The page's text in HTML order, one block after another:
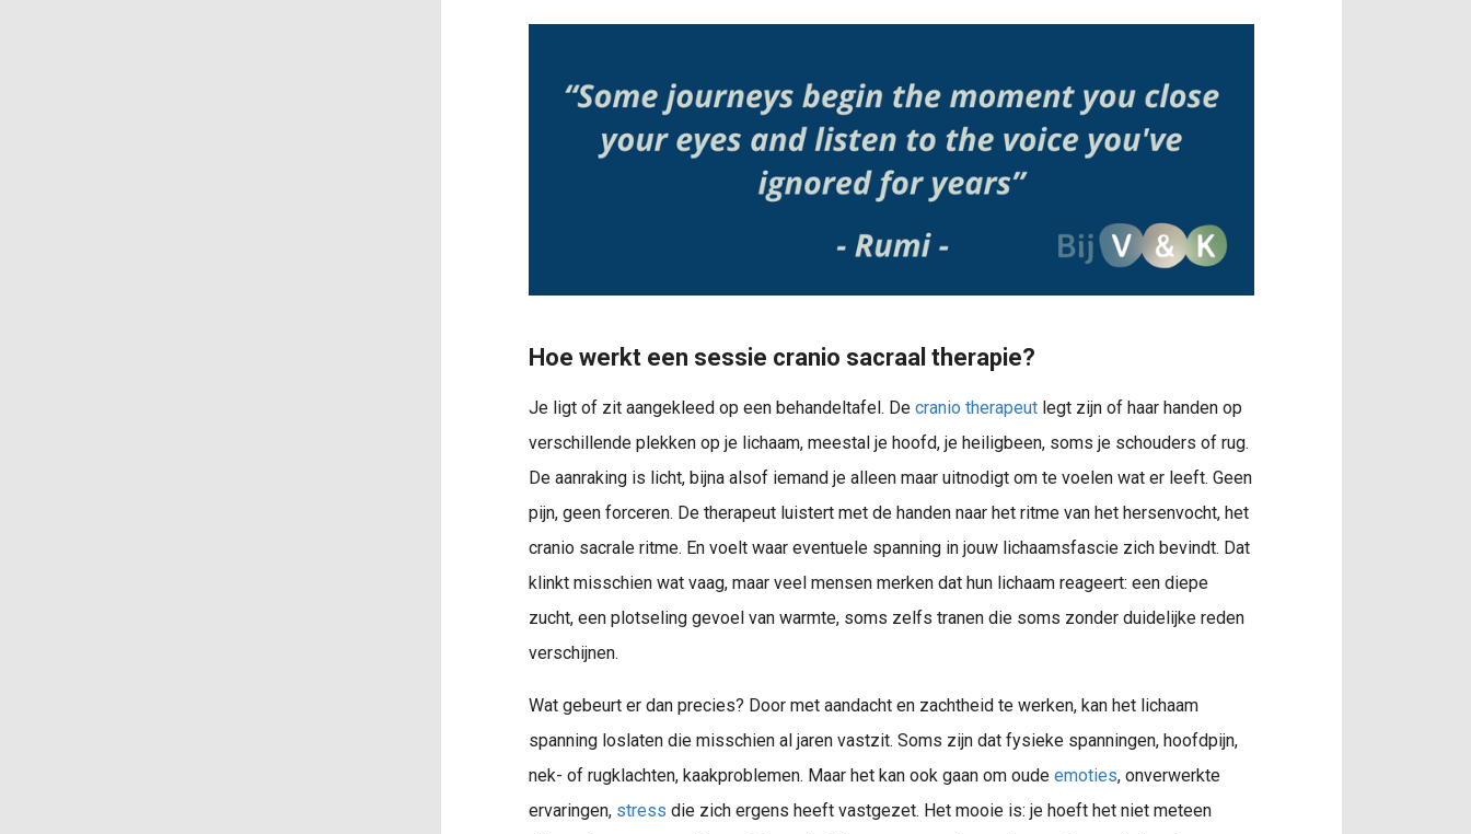
Hoe werkt een sessie cranio sacraal therapie?
Je ligt of zit aangekleed op een behandeltafel. De cranio therapeut legt zijn of haar handen op
verschillende plekken op je lichaam, meestal je hoofd, je heiligbeen, soms je schouders of rug.
De aanraking is licht, bijna alsof iemand je alleen maar uitnodigt om te voelen wat er leeft. Geen
pijn, geen forceren. De therapeut luistert met de handen naar het ritme van het hersenvocht, het
cranio sacrale ritme. En voelt waar eventuele spanning in jouw lichaamsfascie zich bevindt. Dat
klinkt misschien wat vaag, maar veel mensen merken dat hun lichaam reageert: een diepe
zucht, een plotseling gevoel van warmte, soms zelfs tranen die soms zonder duidelijke reden
verschijnen.
Wat gebeurt er dan precies? Door met aandacht en zachtheid te werken, kan het lichaam
spanning loslaten die misschien al jaren vastzit. Soms zijn dat fysieke spanningen, hoofdpijn,
nek- of rugklachten, kaakproblemen. Maar het kan ook gaan om oude emoties, onverwerkte
ervaringen, stress die zich ergens heeft vastgezet. Het mooie is: je hoeft het niet meteen